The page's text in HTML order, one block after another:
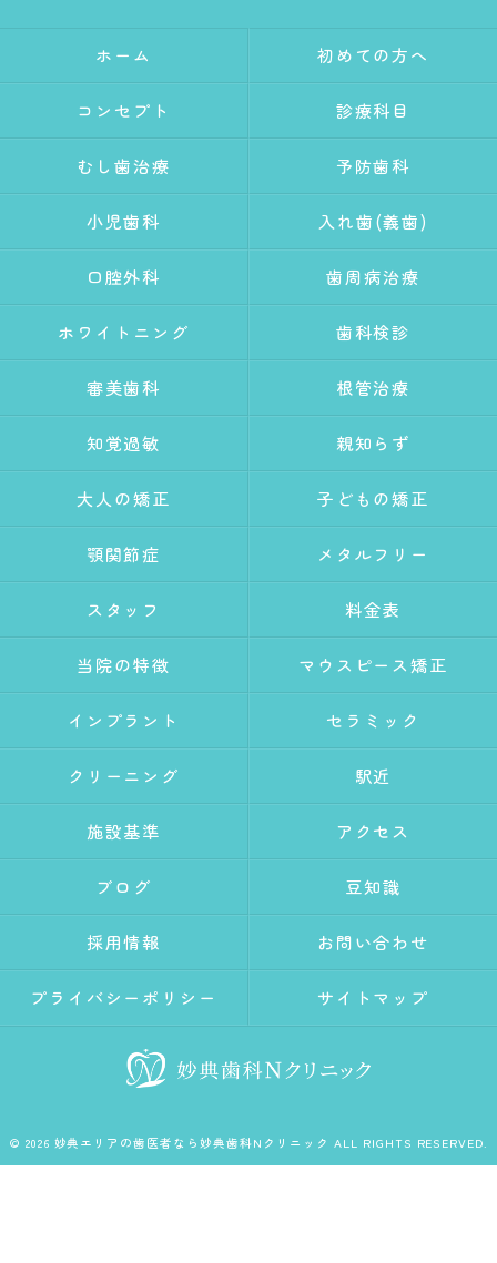
ホーム 初めての方へ
コンセプト 診療科目
むし歯治療 予防歯科
小児歯科 入れ歯(義歯)
口腔外科 歯周病治療
ホワイトニング 歯科検診
審美歯科 根管治療
知覚過敏 親知らず
大人の矯正 子どもの矯正
顎関節症 メタルフリー
スタッフ 料金表
当院の特徴 マウスピース矯正
インプラント セラミック
クリーニング 駅近
施設基準 アクセス
ブログ 豆知識
採用情報 お問い合わせ
プライバシーポリシー サイトマップ
© 2026 妙典エリアの歯医者なら妙典歯科Nクリニック ALL RIGHTS RESERVED.